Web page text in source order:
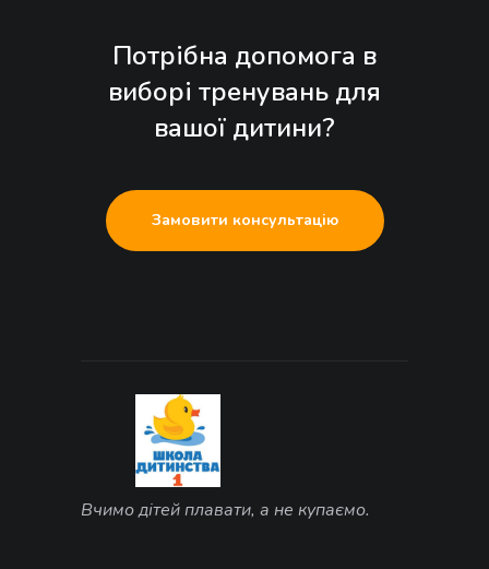
Потрібна допомога в
виборі тренувань для
вашої дитини?
Замовити консультацію
Вчимо дітей плавати, а не купаємо.